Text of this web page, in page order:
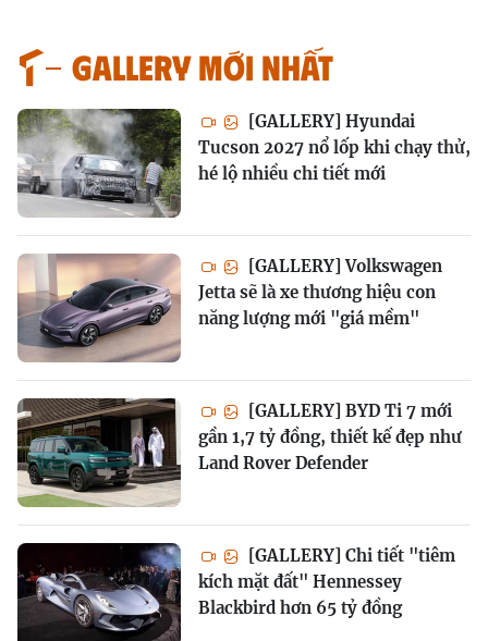
GALLERY MỚI NHẤT
[GALLERY] Hyundai
Tucson 2027 nổ lốp khi chạy thử,
hé lộ nhiều chi tiết mới
[GALLERY] Volkswagen
Jetta sẽ là xe thương hiệu con
năng lượng mới "giá mềm"
[GALLERY] BYD Ti 7 mới
gần 1,7 tỷ đồng, thiết kế đẹp như
Land Rover Defender
[GALLERY] Chi tiết "tiêm
kích mặt đất" Hennessey
Blackbird hơn 65 tỷ đồng